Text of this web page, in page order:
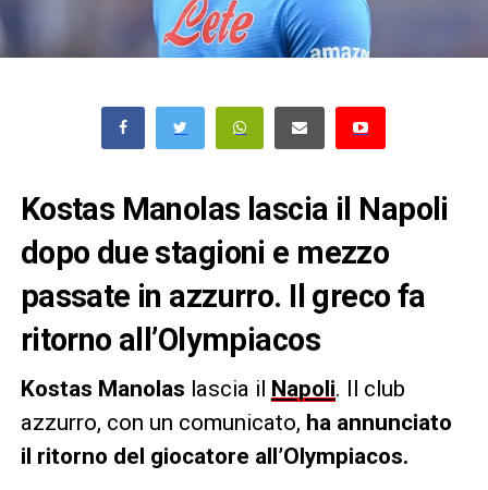
Kostas Manolas lascia il Napoli
dopo due stagioni e mezzo
passate in azzurro. Il greco fa
ritorno all’Olympiacos
Kostas Manolas lascia il Napoli. Il club
azzurro, con un comunicato, ha annunciato
il ritorno del giocatore all’Olympiacos.